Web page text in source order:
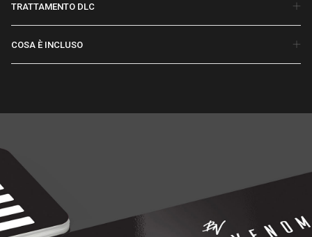
TRATTAMENTO DLC
COSA È INCLUSO